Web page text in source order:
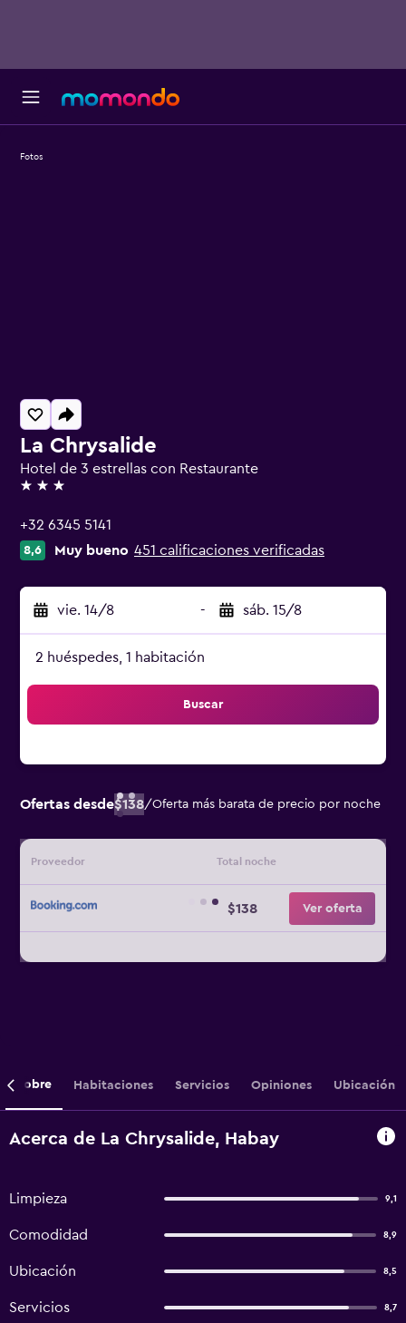
La Chrysalide
Hotel de 3 estrellas con Restaurante
3 estrellas
+32 6345 5141
8,6 Muy bueno 451 calificaciones verificadas
vie. 14/8 - sáb. 15/8
2 huéspedes, 1 habitación
Buscar
Ofertas desde$138/Oferta más barata de precio por noche
Proveedor Total noche
$138 Ver oferta
Fotos
Sobre Habitaciones Servicios Opiniones Ubicación
Acerca de La Chrysalide, Habay
Limpieza 9,1
Comodidad 8,9
Ubicación 8,5
Servicios 8,7